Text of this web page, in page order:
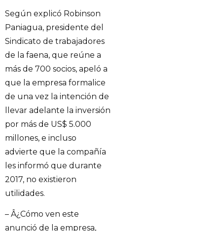
Según explicó Robinson
Paniagua, presidente del
Sindicato de trabajadores
de la faena, que reúne a
más de 700 socios, apeló a
que la empresa formalice
de una vez la intención de
llevar adelante la inversión
por más de US$ 5.000
millones, e incluso
advierte que la compañía
les informó que durante
2017, no existieron
utilidades.
– Â¿Cómo ven este
anunció de la empresa,